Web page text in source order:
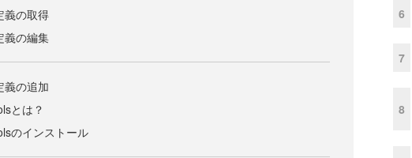
義の取得
義の編集
義の追加
とは？
のインストール
6
7
8